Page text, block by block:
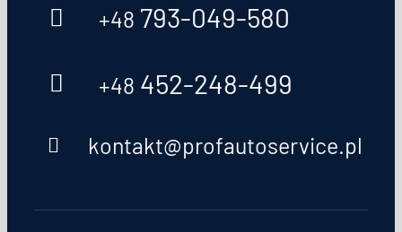
+48 793-049-580
+48 452-248-499
kontakt@profautoservice.pl